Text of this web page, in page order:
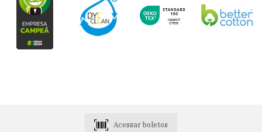
Acessar boletos